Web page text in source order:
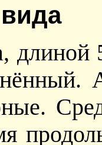
длиной